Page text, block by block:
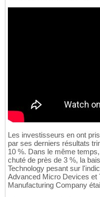
Les investisseurs en ont
par ses derniers résultats
10 %. Dans le même
chuté de près de 3 %, la
Technology pesant sur
Advanced Micro Devices et
Manufacturing Company